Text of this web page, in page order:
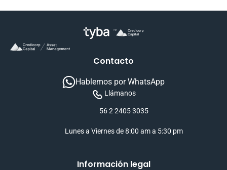
Contacto
Hablemos por WhatsApp
Llámanos
56 2 2405 3035
Lunes a Viernes de 8:00 am a 5:30 pm
Información legal